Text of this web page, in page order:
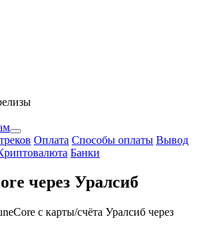
Оплата Способы оплаты Вывод
Банки
через Уралсиб
с карты/счёта Уралсиб через